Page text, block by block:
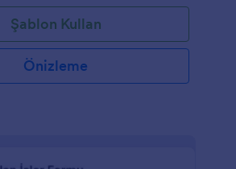
Şablon Kullan
Önizleme